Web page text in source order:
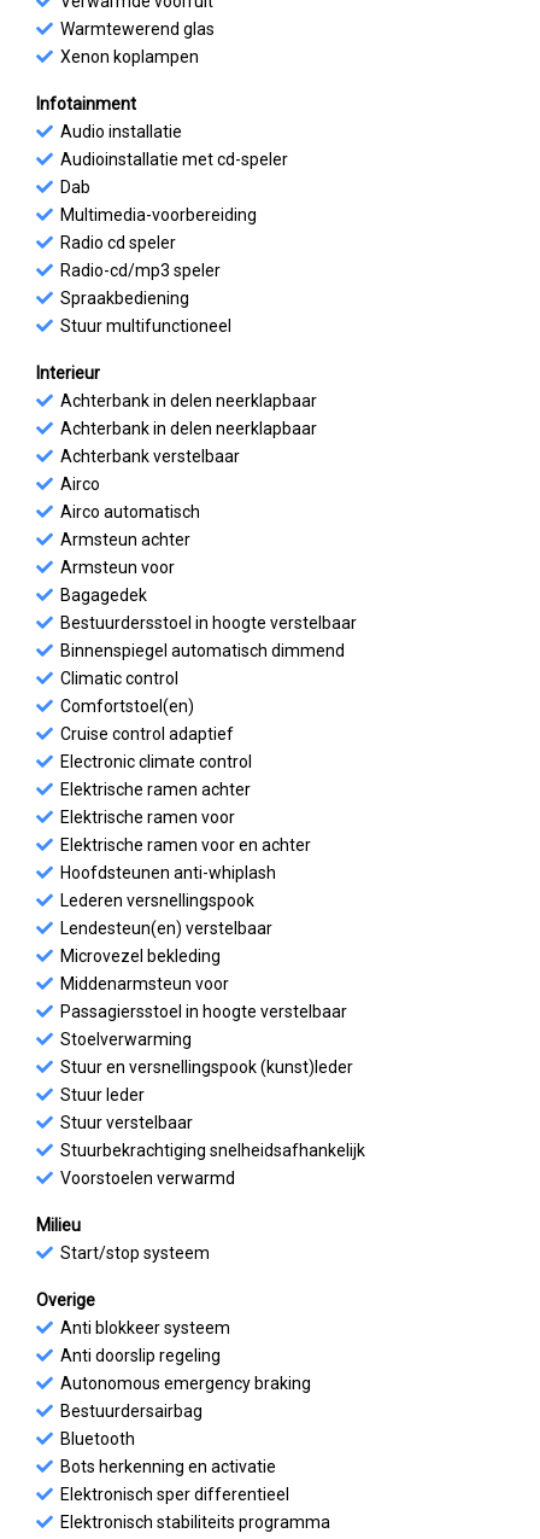
Warmtewerend glas
Xenon koplampen
Infotainment
Audio installatie
Audioinstallatie met cd-speler
Dab
Multimedia-voorbereiding
Radio cd speler
Radio-cd/mp3 speler
Spraakbediening
Stuur multifunctioneel
Interieur
Achterbank in delen neerklapbaar
Achterbank in delen neerklapbaar
Achterbank verstelbaar
Airco
Airco automatisch
Armsteun achter
Armsteun voor
Bagagedek
Bestuurdersstoel in hoogte verstelbaar
Binnenspiegel automatisch dimmend
Climatic control
Comfortstoel(en)
Cruise control adaptief
Electronic climate control
Elektrische ramen achter
Elektrische ramen voor
Elektrische ramen voor en achter
Hoofdsteunen anti-whiplash
Lederen versnellingspook
Lendesteun(en) verstelbaar
Microvezel bekleding
Middenarmsteun voor
Passagiersstoel in hoogte verstelbaar
Stoelverwarming
Stuur en versnellingspook (kunst)leder
Stuur leder
Stuur verstelbaar
Stuurbekrachtiging snelheidsafhankelijk
Voorstoelen verwarmd
Milieu
Start/stop systeem
Overige
Anti blokkeer systeem
Anti doorslip regeling
Autonomous emergency braking
Bestuurdersairbag
Bluetooth
Bots herkenning en activatie
Elektronisch sper differentieel
Elektronisch stabiliteits programma